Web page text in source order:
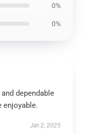
0%
0%
dependable
enjoyable.
Jan 2, 2025